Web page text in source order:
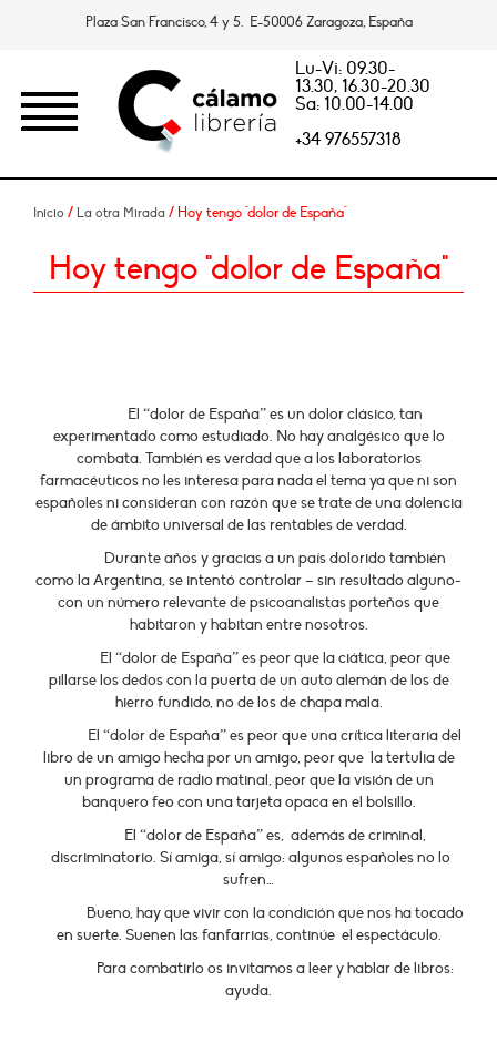
Plaza San Francisco, 4 y 5. E-50006 Zaragoza, España
Lu-Vi: 09.30-
13.30, 16.30-20.30
Sa: 10.00-14.00
+34 976557318
Inicio / La otra Mirada / Hoy tengo "dolor de España"
Hoy tengo "dolor de España"
El “dolor de España” es un dolor clásico, tan
experimentado como estudiado. No hay analgésico que lo
combata. También es verdad que a los laboratorios
farmacéuticos no les interesa para nada el tema ya que ni son
españoles ni consideran con razón que se trate de una dolencia
de ámbito universal de las rentables de verdad.
Durante años y gracias a un país dolorido también
como la Argentina, se intentó controlar – sin resultado alguno-
con un número relevante de psicoanalistas porteños que
habitaron y habitan entre nosotros.
El “dolor de España” es peor que la ciática, peor que
pillarse los dedos con la puerta de un auto alemán de los de
hierro fundido, no de los de chapa mala.
El “dolor de España” es peor que una crítica literaria del
libro de un amigo hecha por un amigo, peor que la tertulia de
un programa de radio matinal, peor que la visión de un
banquero feo con una tarjeta opaca en el bolsillo.
El “dolor de España” es, además de criminal,
discriminatorio. Sí amiga, sí amigo: algunos españoles no lo
sufren…
Bueno, hay que vivir con la condición que nos ha tocado
en suerte. Suenen las fanfarrias, continúe el espectáculo.
Para combatirlo os invitamos a leer y hablar de libros:
ayuda.